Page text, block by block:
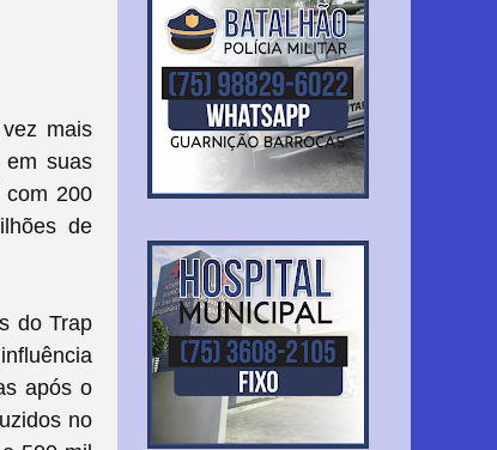
mais
em suas
com 200
de
do Trap
após o
no